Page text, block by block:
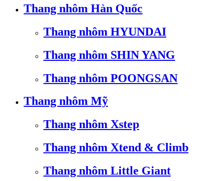
Thang nhôm Hàn Quốc
Thang nhôm HYUNDAI
Thang nhôm SHIN YANG
Thang nhôm POONGSAN
Thang nhôm Mỹ
Thang nhôm Xstep
Thang nhôm Xtend & Climb
Thang nhôm Little Giant